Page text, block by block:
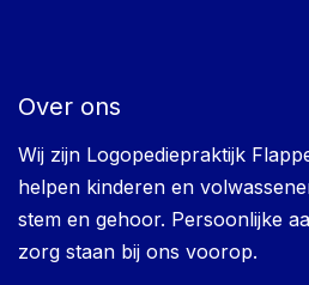
Over ons
Wij zijn Logopediepraktijk
helpen kinderen en
stem en gehoor. Persoonlijke
zorg staan bij ons voorop.